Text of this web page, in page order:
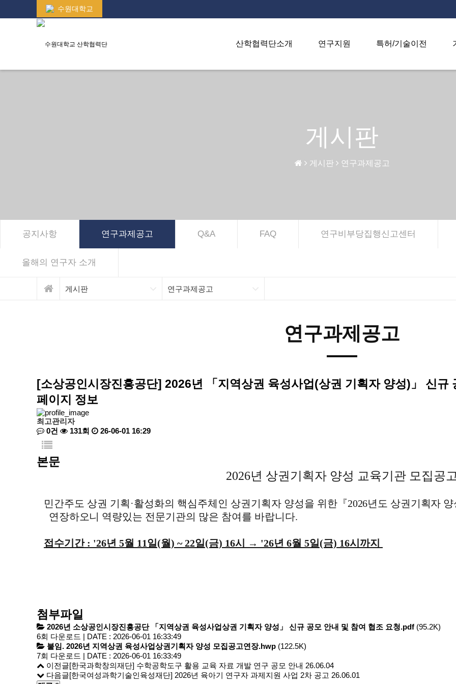
수원대학교
산학협력단소개 연구지원 특허/기술이전
게시판
게시판 연구과제공고
공지사항 연구과제공고 Q&A FAQ 연구비부당집행신고센터
올해의 연구자 소개
게시판 연구과제공고
연구과제공고
[소상공인시장진흥공단] 2026년 「지역상권 육성사업(상권 기획자 양성)」 신규
페이지 정보
최고관리자
0건
131회 26-06-01 16:29
본문
2026년 상권기획자 양성 교육기관 모집공
민간주도 상권 기획 ·활성화의 핵심주체인 상권기획자 양성을 위한 『2026년도 상권기획자
연장하오니 역량있는 전문기관의 많은 참여를 바랍니다.
접수기간 : '26년 5월 11일(월) ~ 22일(금) 16시 → '26년 6월 5일(금) 16시까지
첨부파일
2026년 소상공인시장진흥공단 「지역상권 육성사업상권 기획자 양성」 신규 공모 안내 및 참여 협조 요청.pdf (95.2K)
6회 다운로드 | DATE : 2026-06-01 16:33:49
붙임. 2026년 지역상권 육성사업상권기획자 양성 모집공고연장.hwp (122.5K)
7회 다운로드 | DATE : 2026-06-01 16:33:49
이전글[한국과학창의재단] 수학공학도구 활용 교육 자료 개발 연구 공모 안내 26.06.04
다음글[한국여성과학기술인육성재단] 2026년 육아기 연구자 과제지원 사업 2차 공고 26.06.01